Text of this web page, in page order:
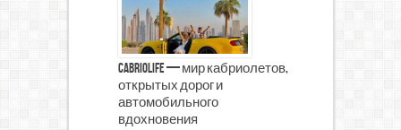
CabrioLife — мир кабриолетов,
открытых дорог и
автомобильного
вдохновения